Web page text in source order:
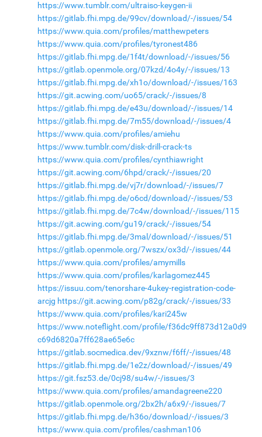
https://www.tumblr.com/ultraiso-keygen-ii
https://gitlab.fhi.mpg.de/99cv/download/-/issues/54
https://www.quia.com/profiles/matthewpeters
https://www.quia.com/profiles/tyronest486
https://gitlab.fhi.mpg.de/1f4t/download/-/issues/56
https://gitlab.openmole.org/07kzd/4o4y/-/issues/13
https://gitlab.fhi.mpg.de/xh1o/download/-/issues/163
https://git.acwing.com/uo65/crack/-/issues/8
https://gitlab.fhi.mpg.de/e43u/download/-/issues/14
https://gitlab.fhi.mpg.de/7m55/download/-/issues/4
https://www.quia.com/profiles/amiehu
https://www.tumblr.com/disk-drill-crack-ts
https://www.quia.com/profiles/cynthiawright
https://git.acwing.com/6hpd/crack/-/issues/20
https://gitlab.fhi.mpg.de/vj7r/download/-/issues/7
https://gitlab.fhi.mpg.de/o6cd/download/-/issues/53
https://gitlab.fhi.mpg.de/7c4w/download/-/issues/115
https://git.acwing.com/gu19/crack/-/issues/54
https://gitlab.fhi.mpg.de/3mal/download/-/issues/51
https://gitlab.openmole.org/7wszx/ox3d/-/issues/44
https://www.quia.com/profiles/amymills
https://www.quia.com/profiles/karlagomez445
https://issuu.com/tenorshare-4ukey-registration-code-
arcjg https://git.acwing.com/p82g/crack/-/issues/33
https://www.quia.com/profiles/kari245w
https://www.noteflight.com/profile/f36dc9ff873d12a0d9
c69d6820a7ff628ae65e6c
https://gitlab.socmedica.dev/9xznw/f6ff/-/issues/48
https://gitlab.fhi.mpg.de/1e2z/download/-/issues/49
https://git.fsz53.de/0cj98/su4w/-/issues/3
https://www.quia.com/profiles/amandagreene220
https://gitlab.openmole.org/2bx2h/a6x9/-/issues/7
https://gitlab.fhi.mpg.de/h36o/download/-/issues/3
https://www.quia.com/profiles/cashman106